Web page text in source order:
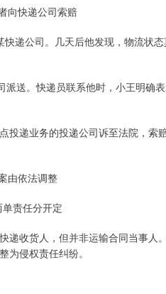
向快递公司索赔
递公司。几天后他发现，物流状态
送。快递员联系他时，小王明确
投递业务的投递公司诉至法院，索
由依法调整
单责任分开定
递收货人，但并非运输合同当事人
为侵权责任纠纷。